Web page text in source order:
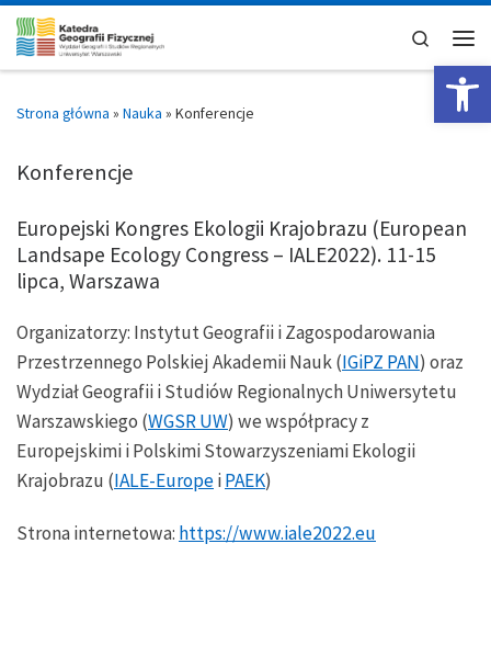
Skip to content
Search
Strona główna » Nauka » Konferencje
Konferencje
Europejski Kongres Ekologii Krajobrazu (European
Landsape Ecology Congress – IALE2022). 11-15
lipca, Warszawa
Organizatorzy: Instytut Geografii i Zagospodarowania
Przestrzennego Polskiej Akademii Nauk (IGiPZ PAN) oraz
Wydział Geografii i Studiów Regionalnych Uniwersytetu
Warszawskiego (WGSR UW) we współpracy z
Europejskimi i Polskimi Stowarzyszeniami Ekologii
Krajobrazu (IALE-EuropeiPAEK)
Strona internetowa: https://www.iale2022.eu